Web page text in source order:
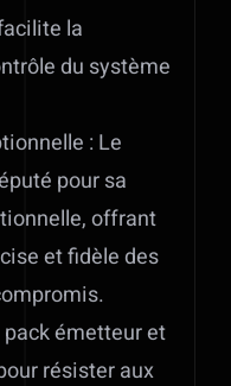
la
du système
: Le
pour sa
offrant
et fidèle des
émetteur et
résister aux